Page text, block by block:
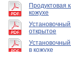
Продуктовая
кожухе
открытое
в кожухе